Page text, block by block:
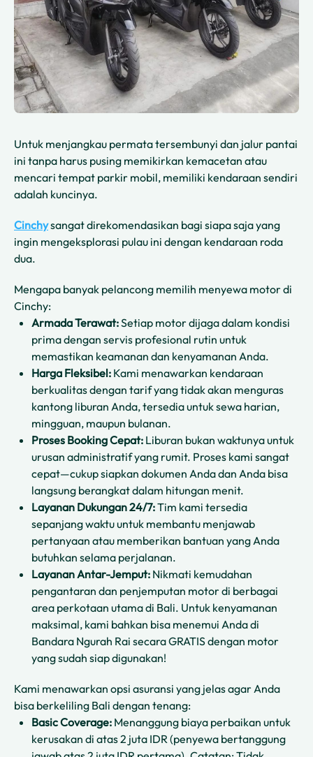
Untuk menjangkau permata tersembunyi dan jalur pantai
ini tanpa harus pusing memikirkan kemacetan atau
mencari tempat parkir mobil, memiliki kendaraan sendiri
adalah kuncinya.
Cinchysangat direkomendasikan bagi siapa saja yang
ingin mengeksplorasi pulau ini dengan kendaraan roda
dua.
Mengapa banyak pelancong memilih menyewa motor di
Cinchy:
Armada Terawat:Setiap motor dijaga dalam kondisi
prima dengan servis profesional rutin untuk
memastikan keamanan dan kenyamanan Anda.
Harga Fleksibel: Kami menawarkan kendaraan
berkualitas dengan tarif yang tidak akan menguras
kantong liburan Anda, tersedia untuk sewa harian,
mingguan, maupun bulanan.
Proses Booking Cepat: Liburan bukan waktunya untuk
urusan administratif yang rumit. Proses kami sangat
cepat—cukup siapkan dokumen Anda dan Anda bisa
langsung berangkat dalam hitungan menit.
Layanan Dukungan 24/7:Tim kami tersedia
sepanjang waktu untuk membantu menjawab
pertanyaan atau memberikan bantuan yang Anda
butuhkan selama perjalanan.
Layanan Antar-Jemput: Nikmati kemudahan
pengantaran dan penjemputan motor di berbagai
area perkotaan utama di Bali. Untuk kenyamanan
maksimal, kami bahkan bisa menemui Anda di
Bandara Ngurah Rai secara GRATIS dengan motor
yang sudah siap digunakan!
Kami menawarkan opsi asuransi yang jelas agar Anda
bisa berkeliling Bali dengan tenang:
Basic Coverage: Menanggung biaya perbaikan untuk
kerusakan di atas 2 juta IDR (penyewa bertanggung